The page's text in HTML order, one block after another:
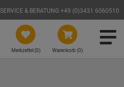
SERVICE & BERATUNG +49 (0)3431 6060510
Warenkorb (0)
Merkzettel (0)